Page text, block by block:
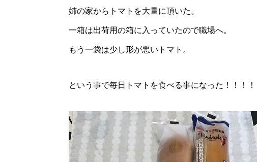
姉の家からトマトを大量に頂いた。
一箱は出荷用の箱に入っていたので職場へ。
もう一袋は少し形が悪いトマト。
という事で毎日トマトを食べる事になった！！！！